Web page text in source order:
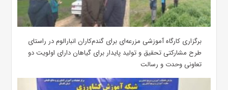
برگزاری کارگاه آموزشی مزرعه‌ای برای گندم‌کاران انبارالوم در راستای
طرح مشارکتی تحقیق و تولید پایدار برای گیاهان دارای اولویت دو
تعاونی وحدت و رسالت